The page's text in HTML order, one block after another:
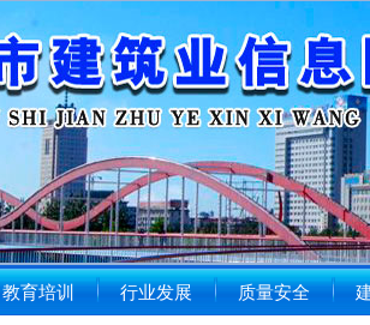
教育培训 行业发展 质量安全